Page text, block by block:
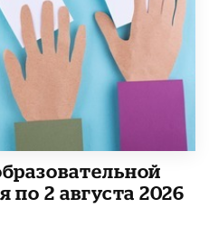
по 2 августа 2026